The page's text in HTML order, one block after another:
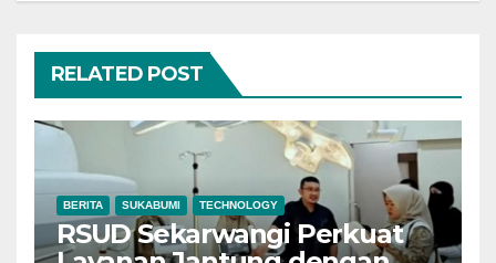
RELATED POST
BERITA SUKABUMI TECHNOLOGY
RSUD Sekarwangi Perkuat